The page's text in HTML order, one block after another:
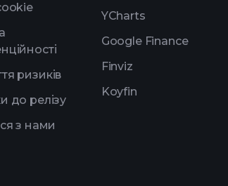
ризиків
до релізу
з нами
YCharts
Google Finance
Finviz
Koyfin